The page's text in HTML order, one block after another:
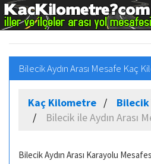
Bilecik Aydın Arası Mesafe Kaç
Kaç Kilometre
Bilecik
Bilecik ile Aydın Arası
Bilecik Aydın Arası Karayolu